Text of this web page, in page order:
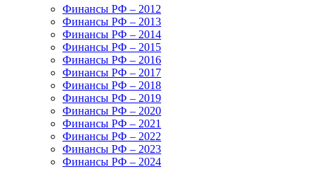
Финансы РФ – 2012
Финансы РФ – 2013
Финансы РФ – 2014
Финансы РФ – 2015
Финансы РФ – 2016
Финансы РФ – 2017
Финансы РФ – 2018
Финансы РФ – 2019
Финансы РФ – 2020
Финансы РФ – 2021
Финансы РФ – 2022
Финансы РФ – 2023
Финансы РФ – 2024